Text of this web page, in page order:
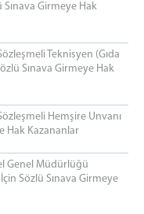
Müdürlüğü
Sınava Girmeye Hak
Teknisyen (Gıda
Sınava Girmeye Hak
Hemşire Unvanı
Hak Kazananlar
Genel Müdürlüğü
Sözlü Sınava Girmeye